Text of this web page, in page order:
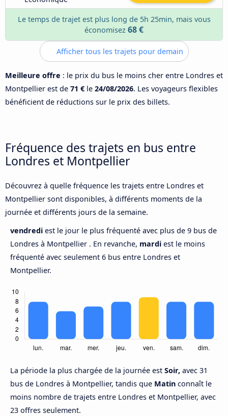
Le temps de trajet est plus long de 5h 25min, mais vous
économisez 68 €
Afficher tous les trajets pour demain
Meilleure offre : le prix du bus le moins cher entre Londres et
Montpellier est de 71 € le 24/08/2026. Les voyageurs flexibles
bénéficient de réductions sur le prix des billets.
Fréquence des trajets en bus entre
Londres et Montpellier
Découvrez à quelle fréquence les trajets entre Londres et
Montpellier sont disponibles, à différents moments de la
journée et différents jours de la semaine.
vendredi est le jour le plus fréquenté avec plus de 9 bus de
Londres à Montpellier . En revanche, mardi est le moins
fréquenté avec seulement 6 bus entre Londres et
Montpellier.
La période la plus chargée de la journée est Soir, avec 31
bus de Londres à Montpellier, tandis que Matin connaît le
moins nombre de trajets entre Londres et Montpellier, avec
23 offres seulement.